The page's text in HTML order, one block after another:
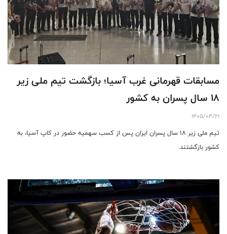
مسابقات قهرمانی غرب آسیا؛ بازگشت تیم ملی زیر
۱۸ سال پسران به کشور
1405/04/21
تیم ملی زیر ۱۸ سال پسران ایران پس از کسب سهمیه حضور در کاپ آسیا، به
کشور بازگشتند.